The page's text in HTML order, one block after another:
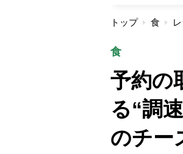
トップ 食
食
予約の
る“調
のチー